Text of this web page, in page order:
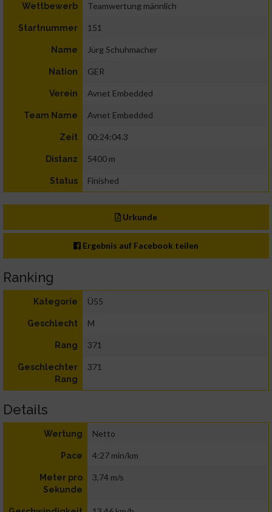
Wettbewerb Teamwertung männlich
Startnummer 151
Name Jürg Schuhmacher
Nation GER
Verein Avnet Embedded
Team Name Avnet Embedded
Zeit 00:24:04.3
Distanz 5400 m
Status Finished
Urkunde
Ergebnis auf Facebook teilen
Ranking
Kategorie Ü55
Geschlecht M
Rang 371
Geschlechter
Rang
371
Details
Wertung Netto
Pace 4:27 min/km
Meter pro
Sekunde
3,74 m/s